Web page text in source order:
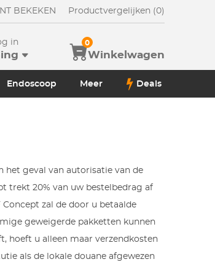
BEKEKEN Productvergelijken (0)
in
Winkelwagen
0
Endoscoop Meer Deals
het geval van autorisatie van de
trekt 20% van uw bestelbedrag af
zal de door u betaalde
geweigerde pakketten kunnen
hoeft u alleen maar verzendkosten
als de lokale douane afgewezen